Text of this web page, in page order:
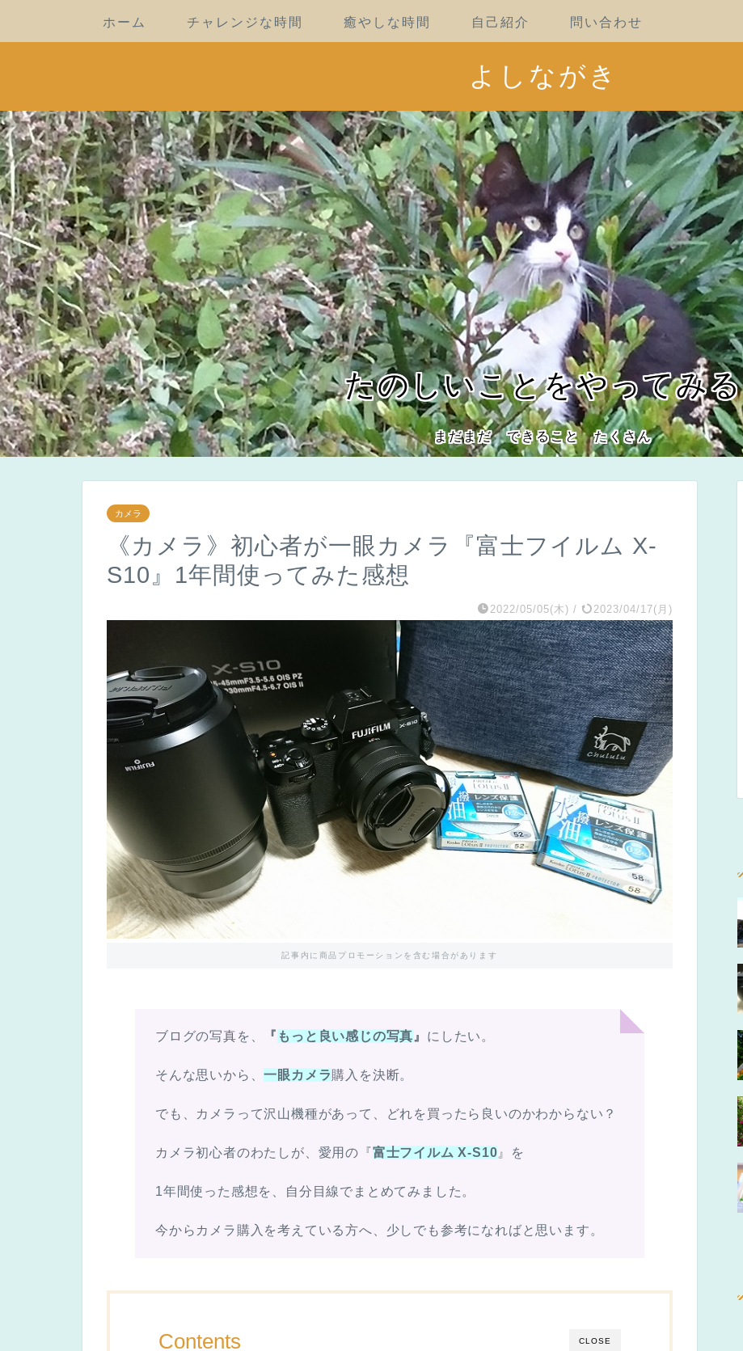
ホーム チャレンジな時間 癒やしな時間 自己紹介 問い合わせ
よしながき
たのしいことをやってみる
まだまだ できること たくさん
カメラ
《カメラ》初心者が一眼カメラ『富士フイルム X-
S10』1年間使ってみた感想
2022/05/05(木) / 2023/04/17(月)
記事内に商品プロモーションを含む場合があります
ブログの写真を、 『 もっと良い感じの写真 』 にしたい。
そんな思いから、一眼カメラ購入を決断。
でも、カメラって沢山機種があって、どれを買ったら良いのかわからない？
カメラ初心者のわたしが、愛用の『富士フイルム X-S10 』を
1年間使った感想を、自分目線でまとめてみました。
今からカメラ購入を考えている方へ、少しでも参考になればと思います。
CLOSE
Contents